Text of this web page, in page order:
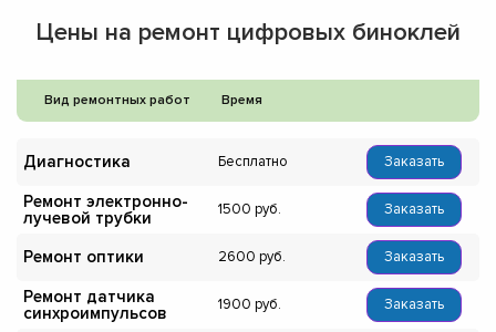
Цены на ремонт цифровых биноклей
Вид ремонтных работ Время
Диагностика Бесплатно Заказать
Ремонт электронно-
лучевой трубки
1500 Заказать
Ремонт оптики 2600 Заказать
Ремонт датчика
синхроимпульсов
1900 Заказать